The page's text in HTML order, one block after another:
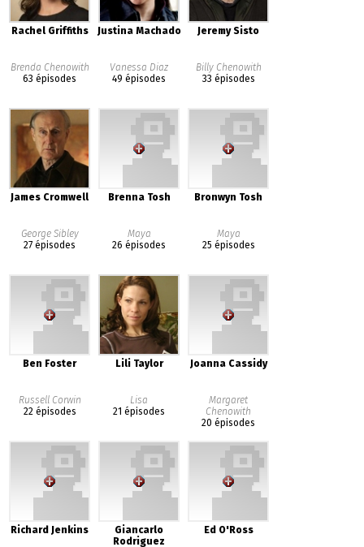
Rachel Griffiths
Brenda Chenowith
63 épisodes
Justina Machado
Vanessa Diaz
49 épisodes
Jeremy Sisto
Billy Chenowith
33 épisodes
James Cromwell
George Sibley
27 épisodes
Brenna Tosh
Maya
26 épisodes
Bronwyn Tosh
Maya
25 épisodes
Ben Foster
Russell Corwin
22 épisodes
Lili Taylor
Lisa
21 épisodes
Joanna Cassidy
Margaret
Chenowith
20 épisodes
Richard Jenkins
Giancarlo
Rodriguez
Ed O'Ross